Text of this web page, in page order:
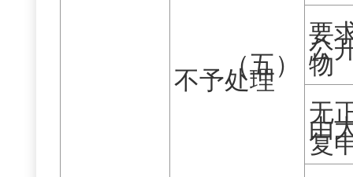
（五）
不予处理
要
公
物
无
由
复